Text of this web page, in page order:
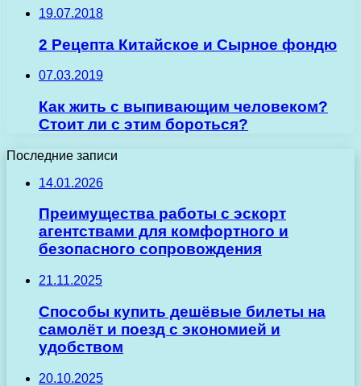
19.07.2018
2 Рецепта Китайское и Сырное фондю
07.03.2019
Как жить с выпивающим человеком?
Стоит ли с этим бороться?
Последние записи
14.01.2026
Преимущества работы с эскорт
агентствами для комфортного и
безопасного сопровождения
21.11.2025
Способы купить дешёвые билеты на
самолёт и поезд с экономией и
удобством
20.10.2025